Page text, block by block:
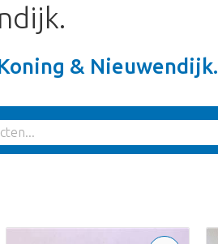
& Nieuwendijk.